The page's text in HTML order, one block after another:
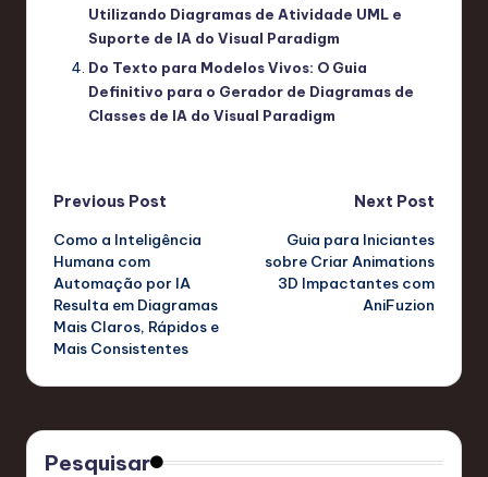
Utilizando Diagramas de Atividade UML e
Suporte de IA do Visual Paradigm
Do Texto para Modelos Vivos: O Guia
Definitivo para o Gerador de Diagramas de
Classes de IA do Visual Paradigm
Post
navigation
Previous Post
Como a Inteligência
Humana com
Automação por IA
Resulta em Diagramas
Mais Claros, Rápidos e
Mais Consistentes
Next Post
Guia para Iniciantes
sobre Criar Animations
3D Impactantes com
AniFuzion
Pesquisar